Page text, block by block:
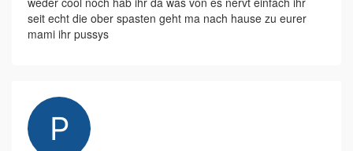
seit echt die ober spasten geht ma nach hause zu eurer
mami ihr pussys